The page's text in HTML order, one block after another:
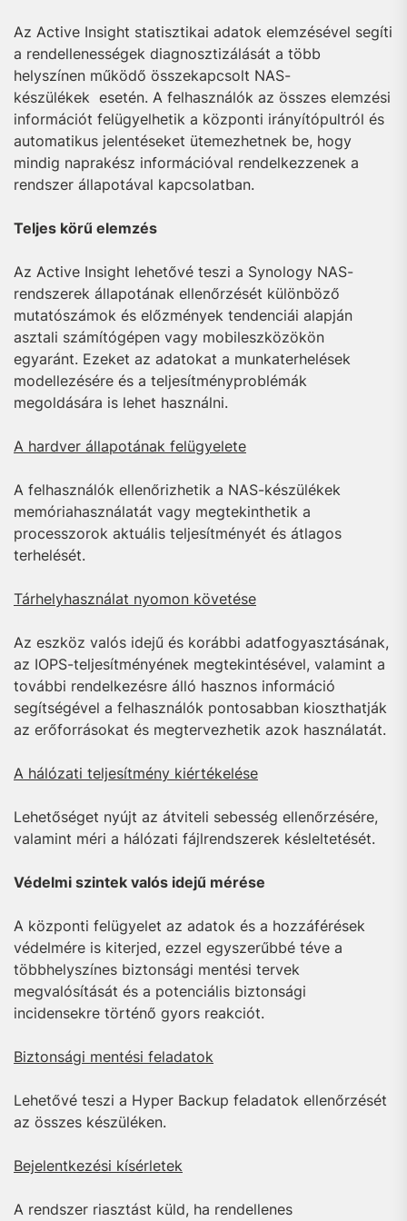
Az Active Insight statisztikai adatok elemzésével segíti
a rendellenességek diagnosztizálását a több
helyszínen működő összekapcsolt NAS-
készülékek esetén. A felhasználók az összes elemzési
információt felügyelhetik a központi irányítópultról és
automatikus jelentéseket ütemezhetnek be, hogy
mindig naprakész információval rendelkezzenek a
rendszer állapotával kapcsolatban.
Teljes körű elemzés
Az Active Insight lehetővé teszi a Synology NAS-
rendszerek állapotának ellenőrzését különböző
mutatószámok és előzmények tendenciái alapján
asztali számítógépen vagy mobileszközökön
egyaránt. Ezeket az adatokat a munkaterhelések
modellezésére és a teljesítményproblémák
megoldására is lehet használni.
A hardver állapotának felügyelete
A felhasználók ellenőrizhetik a NAS-készülékek
memóriahasználatát vagy megtekinthetik a
processzorok aktuális teljesítményét és átlagos
terhelését.
Tárhelyhasználat nyomon követése
Az eszköz valós idejű és korábbi adatfogyasztásának,
az IOPS-teljesítményének megtekintésével, valamint a
további rendelkezésre álló hasznos információ
segítségével a felhasználók pontosabban kioszthatják
az erőforrásokat és megtervezhetik azok használatát.
A hálózati teljesítmény kiértékelése
Lehetőséget nyújt az átviteli sebesség ellenőrzésére,
valamint méri a hálózati fájlrendszerek késleltetését.
Védelmi szintek valós idejű mérése
A központi felügyelet az adatok és a hozzáférések
védelmére is kiterjed, ezzel egyszerűbbé téve a
többhelyszínes biztonsági mentési tervek
megvalósítását és a potenciális biztonsági
incidensekre történő gyors reakciót.
Biztonsági mentési feladatok
Lehetővé teszi a Hyper Backup feladatok ellenőrzését
az összes készüléken.
Bejelentkezési kísérletek
A rendszer riasztást küld, ha rendellenes